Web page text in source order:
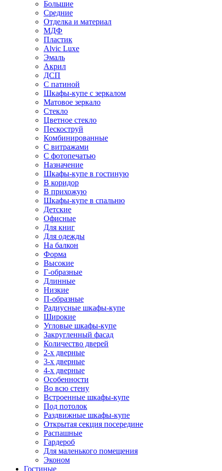
Большие
Средние
Отделка и материал
МДФ
Пластик
Alvic Luxe
Эмаль
Акрил
ДСП
С патиной
Шкафы-купе с зеркалом
Матовое зеркало
Стекло
Цветное стекло
Пескоструй
Комбинированные
С витражами
С фотопечатью
Назначение
Шкафы-купе в гостиную
В коридор
В прихожую
Шкафы-купе в спальню
Детские
Офисные
Для книг
Для одежды
На балкон
Форма
Высокие
Г-образные
Длинные
Низкие
П-образные
Радиусные шкафы-купе
Широкие
Угловые шкафы-купе
Закругленный фасад
Количество дверей
2-х дверные
3-х дверные
4-х дверные
Особенности
Во всю стену
Встроенные шкафы-купе
Под потолок
Раздвижные шкафы-купе
Открытая секция посередине
Распашные
Гардероб
Для маленького помещения
Эконом
Гостиные